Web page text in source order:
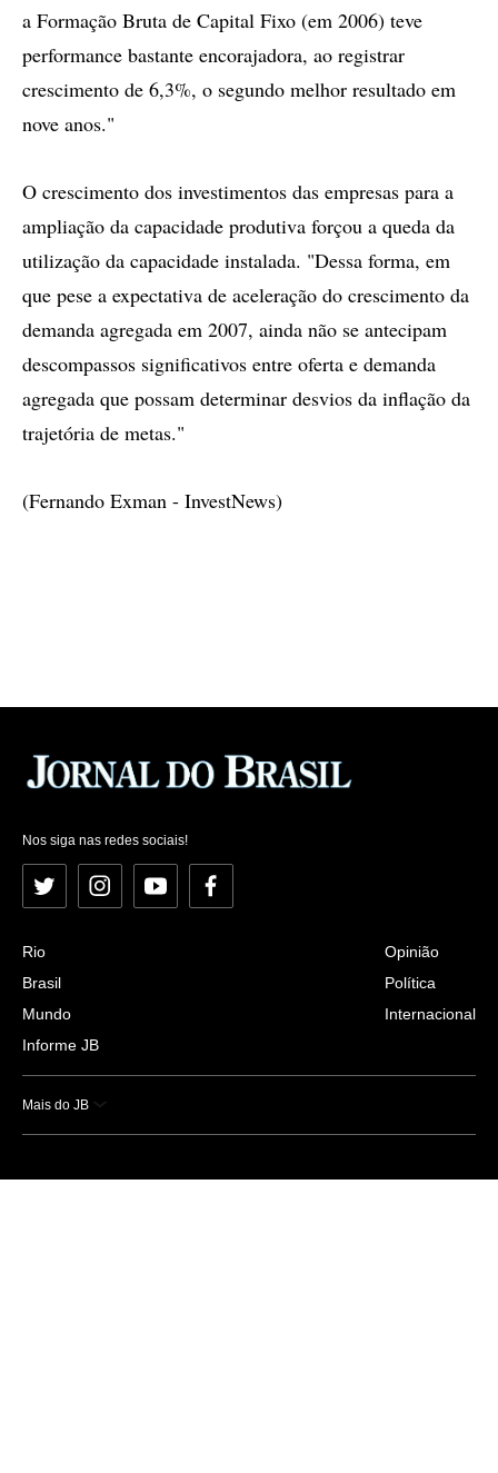
a Formação Bruta de Capital Fixo (em 2006) teve
performance bastante encorajadora, ao registrar
crescimento de 6,3%, o segundo melhor resultado em
nove anos."
O crescimento dos investimentos das empresas para a
ampliação da capacidade produtiva forçou a queda da
utilização da capacidade instalada. "Dessa forma, em
que pese a expectativa de aceleração do crescimento da
demanda agregada em 2007, ainda não se antecipam
descompassos significativos entre oferta e demanda
agregada que possam determinar desvios da inflação da
trajetória de metas."
(Fernando Exman - InvestNews)
Nos siga nas redes sociais!
Twitter InstagramYouTubeFacebook
Rio
Brasil
Mundo
Informe JB
Opinião
Política
Internacional
Mais do JB
Esportes